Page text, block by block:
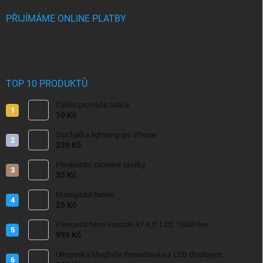
PŘIJÍMÁME ONLINE PLATBY
TOP 10 PRODUKTŮ
Dýško pro naše baliče
10 Kč
Sluchátka lightning pro iPhone
239 Kč
Přednostní zabalení zásilky
35 Kč
Ekologické balení
25 Kč
Přenosná herní konzole X7 4,3" LCD 10000 her
999 Kč
Ultratenká MagSafe Powerbanka s LCD displejem